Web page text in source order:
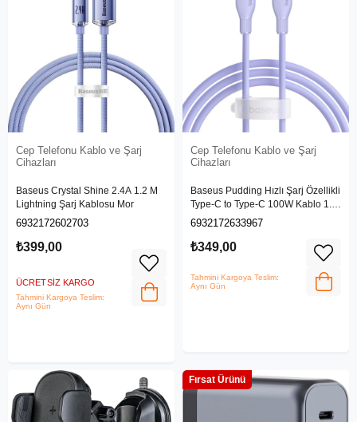
Cep Telefonu Kablo ve Şarj
Cihazları
Baseus Crystal Shine 2.4A 1.2 M
Lightning Şarj Kablosu Mor
6932172602703
₺399,00
ÜCRETSIZ KARGO
Tahmini Kargoya Teslim:
Aynı Gün
Cep Telefonu Kablo ve Şarj
Cihazları
Baseus Pudding Hızlı Şarj Özellikli
Type-C to Type-C 100W Kablo 1.2
M Mor
6932172633967
₺349,00
Tahmini Kargoya Teslim:
Aynı Gün
Fırsat Ürünü